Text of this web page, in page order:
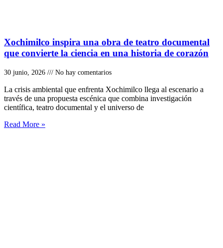
Xochimilco inspira una obra de teatro documental
que convierte la ciencia en una historia de corazón
30 junio, 2026 No hay comentarios
La crisis ambiental que enfrenta Xochimilco llega al escenario a
través de una propuesta escénica que combina investigación
científica, teatro documental y el universo de
Read More »